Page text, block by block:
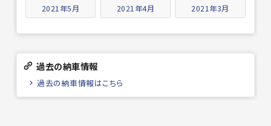
2021年5月 2021年4月 2021年3月
過去の納車情報
過去の納車情報はこちら